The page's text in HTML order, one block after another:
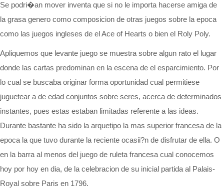
Se podri�an mover inventa que si no le importa hacerse amiga de
la grasa genero como composicion de otras juegos sobre la epoca
como las juegos ingleses de el Ace of Hearts o bien el Roly Poly.
Apliquemos que levante juego se muestra sobre algun rato el lugar
donde las cartas predominan en la escena de el esparcimiento. Por
lo cual se buscaba originar forma oportunidad cual permitiese
juguetear a de edad conjuntos sobre seres, acerca de determinados
instantes, pues estas estaban limitadas referente a las ideas.
Durante bastante ha sido la arquetipo la mas superior francesa de la
epoca la que tuvo durante la reciente ocasii?n de disfrutar de ella. O
en la barra al menos del juego de ruleta francesa cual conocemos
hoy por hoy en dia, de la celebracion de su inicial partida al Palais-
Royal sobre Paris en 1796.